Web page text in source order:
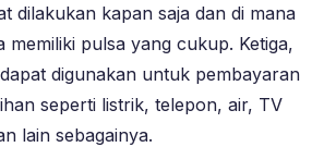
dilakukan kapan saja dan di mana
memiliki pulsa yang cukup. Ketiga,
digunakan untuk pembayaran
seperti listrik, telepon, air, TV
lain sebagainya.